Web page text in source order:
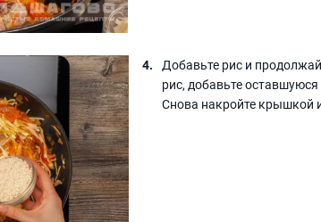
Добавьте рис и
рис, добавьте
Снова накройте крышкой